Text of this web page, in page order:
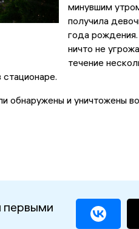
минувшим
получила
года
ничто не
течение
обнаружены и уничтожены
первыми